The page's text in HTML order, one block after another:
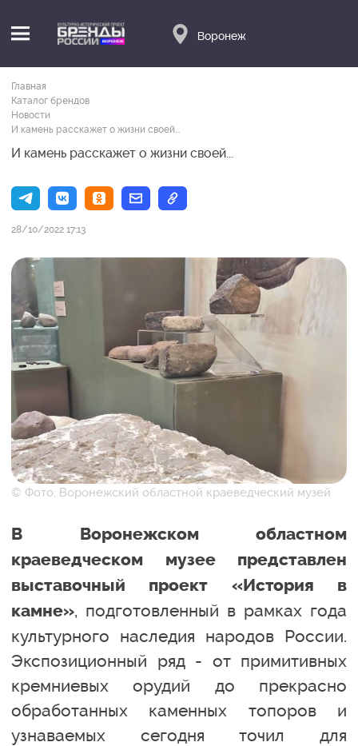
Воронеж
Главная
Каталог брендов
Новости
И камень расскажет о жизни своей...
И камень расскажет о жизни своей...
28/10/2022 17:13
© Фото: Воронежский областной краеведческий музей
В Воронежском областном
краеведческом музее представлен
выставочный проект «История в
камне», подготовленный в рамках года
культурного наследия народов России.
Экспозиционный ряд - от примитивных
кремниевых орудий до прекрасно
обработанных каменных топоров и
узнаваемых сегодня точил для